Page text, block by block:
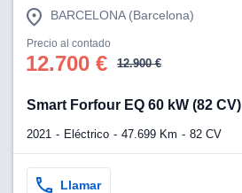
BARCELONA (Barcelona)
Precio al contado
12.700 € 12.900 €
Smart Forfour EQ 60 kW (82 CV)
2021 Eléctrico 47.699 Km 82 CV
Llamar